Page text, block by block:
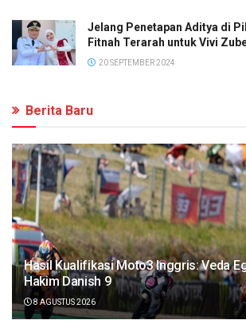
Jelang Penetapan Aditya di
Fitnah Terarah untuk Vivi
20 SEPTEMBER 2024
Berita Baru
Hasil Kualifikasi Moto3 Inggris: Veda
Hakim Danish 9
8 AGUSTUS 2026